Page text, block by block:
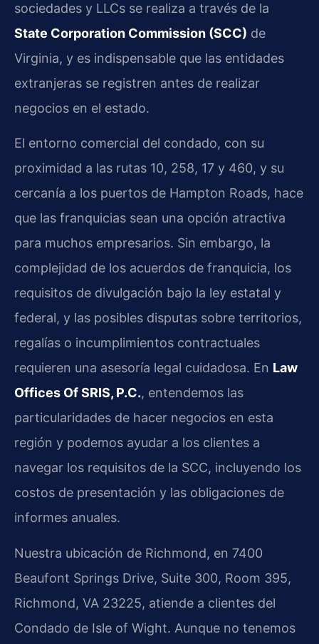
sociedades y LLCs se realiza a través de la
State Corporation Commission (SCC) de
Virginia, y es indispensable que las entidades
extranjeras se registren antes de realizar
negocios en el estado.
El entorno comercial del condado, con su
proximidad a las rutas 10, 258, 17 y 460, y su
cercanía a los puertos de Hampton Roads, hace
que las franquicias sean una opción atractiva
para muchos empresarios. Sin embargo, la
complejidad de los acuerdos de franquicia, los
requisitos de divulgación bajo la ley estatal y
federal, y las posibles disputas sobre territorios,
regalías o incumplimientos contractuales
requieren una asesoría legal cuidadosa. En Law
Offices Of SRIS, P.C., entendemos las
particularidades de hacer negocios en esta
región y podemos ayudar a los clientes a
navegar los requisitos de la SCC, incluyendo los
costos de presentación y las obligaciones de
informes anuales.
Nuestra ubicación de Richmond, en 7400
Beaufont Springs Drive, Suite 300, Room 395,
Richmond, VA 23225, atiende a clientes del
Condado de Isle of Wight. Aunque no tenemos